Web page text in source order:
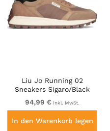
Liu Jo Running 02
Sneakers Sigaro/Black
94,99 € inkl. MwSt.
In den Warenkorb legen